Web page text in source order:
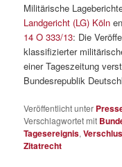
Militärische
Landgericht (LG) Köln
14 O 333/13: Die
klassifizierter
einer Tageszeitung
Bundesrepublik
Veröffentlicht unter
Verschlagwortet mit
Tagesereignis,
Zitatrecht